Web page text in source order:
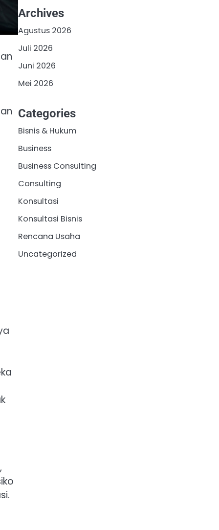
Archives
Agustus 2026
Juli 2026
Juni 2026
Mei 2026
Categories
Bisnis & Hukum
Business
Business Consulting
Consulting
Konsultasi
Konsultasi Bisnis
Rencana Usaha
Uncategorized